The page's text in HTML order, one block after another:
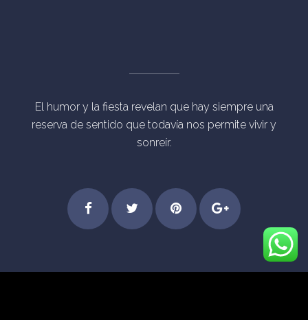
El humor y la fiesta revelan que hay siempre una
reserva de sentido que todavía nos permite vivir y
sonreír.